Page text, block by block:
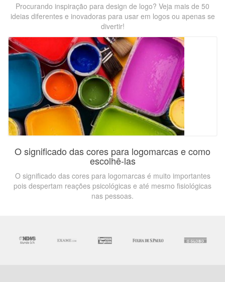
Procurando inspiração para design de logo? Veja mais de 50
ideias diferentes e inovadoras para usar em logos ou apenas se
divertir!
O significado das cores para logomarcas e como
escolhê-las
O significado das cores para logomarcas é muito importantes
pois despertam reações psicológicas e até mesmo fisiológicas
nas pessoas.